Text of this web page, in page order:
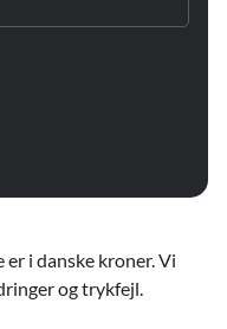
i danske kroner. Vi
og trykfejl.